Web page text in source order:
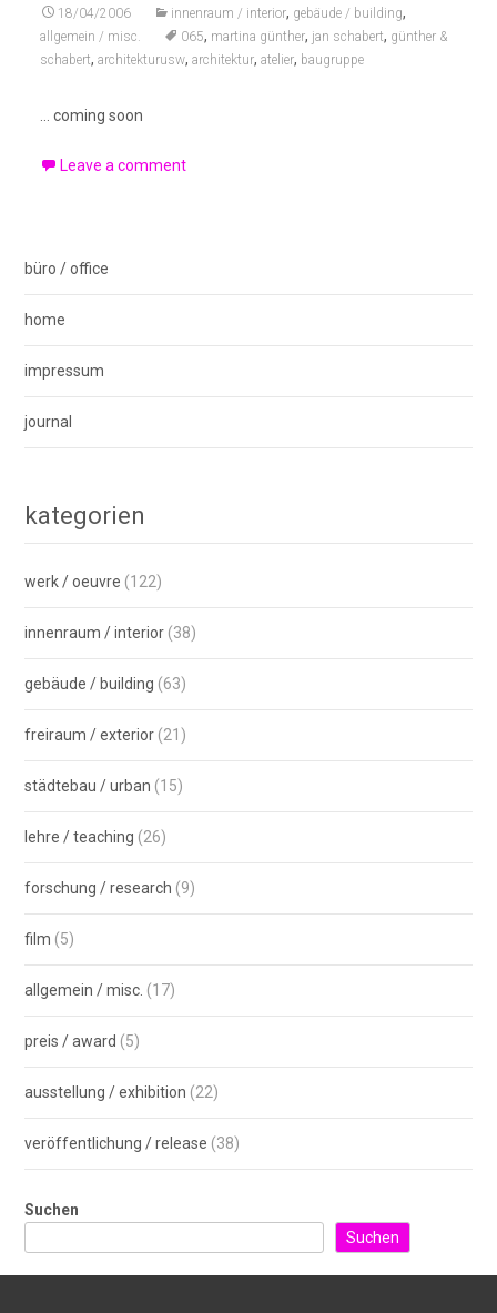
18/04/2006 innenraum / interior, gebäude / building,
allgemein / misc. 065, martina günther, jan schabert, günther &
schabert, architekturusw, architektur, atelier, baugruppe
… coming soon
Leave a comment
büro / office
home
impressum
journal
kategorien
werk / oeuvre (122)
innenraum / interior (38)
gebäude / building (63)
freiraum / exterior (21)
städtebau / urban (15)
lehre / teaching (26)
forschung / research (9)
film (5)
allgemein / misc. (17)
preis / award (5)
ausstellung / exhibition (22)
veröffentlichung / release (38)
Suchen
Suchen